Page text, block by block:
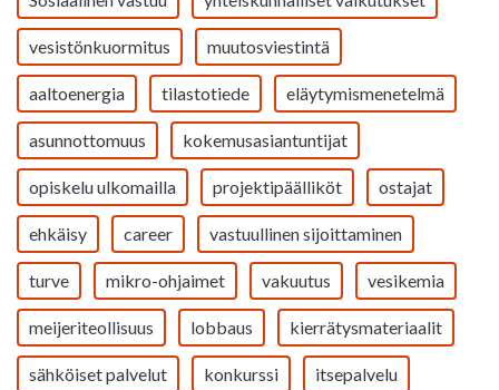
vesistönkuormitus muutosviestintä
aaltoenergia tilastotiede eläytymismenetelmä
asunnottomuus kokemusasiantuntijat
opiskelu ulkomailla projektipäälliköt ostajat
ehkäisy career vastuullinen sijoittaminen
turve mikro-ohjaimet vakuutus vesikemia
meijeriteollisuus lobbaus kierrätysmateriaalit
sähköiset palvelut konkurssi itsepalvelu